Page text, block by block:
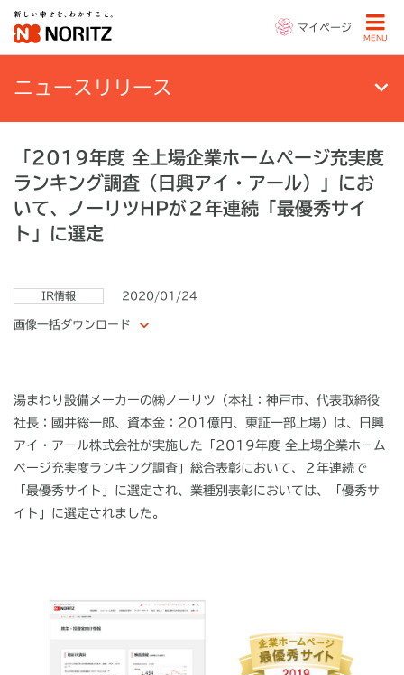
マイページ
MENU
ニュースリリース
「2019年度 全上場企業ホームページ充実度
ランキング調査（日興アイ・アール）」にお
いて、ノーリツHPが２年連続「最優秀サイ
ト」に選定
IR情報 2020/01/24
画像一括ダウンロード
湯まわり設備メーカーの㈱ノーリツ（本社：神戸市、代表取締役
社長：國井総一郎、資本金： 201 億円、東証一部上場）は、日興
アイ・アール株式会社が実施した「 2019年度 全上場企業ホーム
ページ充実度ランキング調査」総合表彰において、２年連続で
「最優秀サイト」に選定され、業種別表彰においては、「優秀サ
イト」に選定されました。